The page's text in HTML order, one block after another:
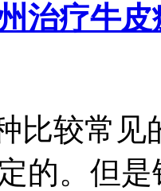
治疗牛皮
比较常见
的。但